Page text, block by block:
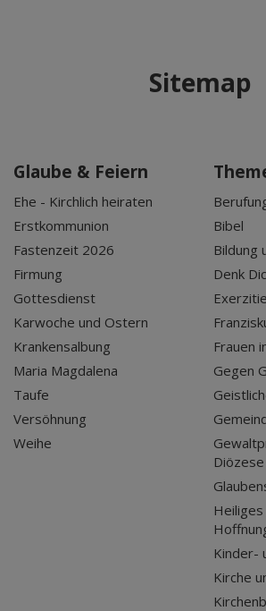
Apr 2027
Mai 2027
Sitemap
Glaube & Feiern
Ehe - Kirchlich heiraten
Erstkommunion
Fastenzeit 2026
Firmung
Gottesdienst
Karwoche und Ostern
Krankensalbung
Maria Magdalena
Taufe
Versöhnung
Weihe
Bibel
Bildung
Denk
Frauen
Gegen
Kinder-
Kirche